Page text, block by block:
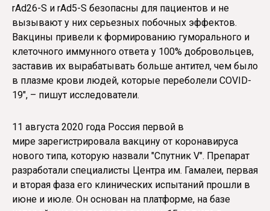
rAd26-S и rAd5-S безопасны для пациентов и не
вызывают у них серьезных побочных эффектов.
Вакцины привели к формированию гуморального и
клеточного иммунного ответа у 100% добровольцев,
заставив их вырабатывать больше антител, чем было
в плазме крови людей, которые переболели COVID-
19", – пишут исследователи.
11 августа 2020 года Россия первой в
мире зарегистрировала вакцину от коронавируса
нового типа, которую назвали "Спутник V". Препарат
разработали специалисты Центра им. Гамалеи, первая
и вторая фаза его клинических испытаний прошли в
июне и июле. Он основан на платформе, на базе